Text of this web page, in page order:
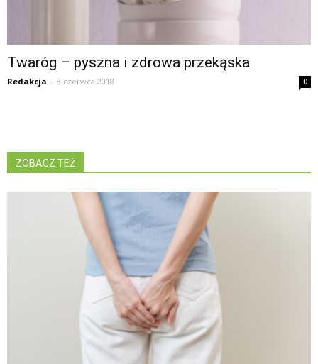
Twaróg – pyszna i zdrowa przekąska
Redakcja - 8 czerwca 2018 0
ZOBACZ TEŻ